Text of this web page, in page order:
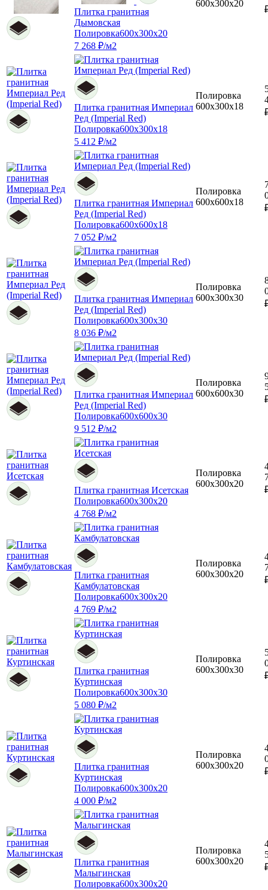
Плитка гранитная
Дымовская
Полировка600x300x20
7 268 ₽/м2
600x300x20
Плитка гранитная Империал
Ред (Imperial Red)
Полировка600x300x18
5 412 ₽/м2
Полировка
600x300x18
Плитка гранитная Империал
Ред (Imperial Red)
Полировка600x600x18
7 052 ₽/м2
Полировка
600x600x18
Плитка гранитная Империал
Ред (Imperial Red)
Полировка600x300x30
8 036 ₽/м2
Полировка
600x300x30
Плитка гранитная Империал
Ред (Imperial Red)
Полировка600x600x30
9 512 ₽/м2
Полировка
600x600x30
Плитка гранитная Исетская
Полировка600x300x20
4 768 ₽/м2
Полировка
600x300x20
Плитка гранитная
Камбулатовская
Полировка600x300x20
4 769 ₽/м2
Полировка
600x300x20
Плитка гранитная
Куртинская
Полировка600x300x30
5 080 ₽/м2
Полировка
600x300x30
Плитка гранитная
Куртинская
Полировка600x300x20
4 000 ₽/м2
Полировка
600x300x20
Плитка гранитная
Малыгинская
Полировка600x300x20
Полировка
600x300x20